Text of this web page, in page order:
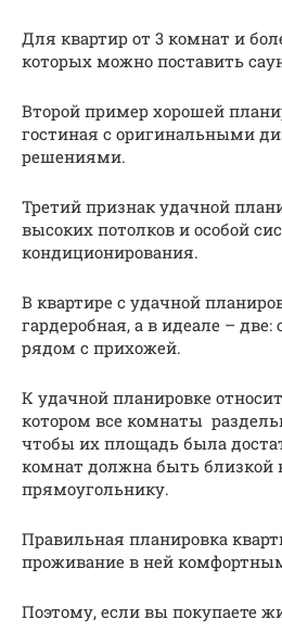
Для квартир от 3 комнат и
которых можно поставить
Второй пример хорошей
гостиная с оригинальными
решениями.
Третий признак удачной
высоких потолков и особой
кондиционирования.
В квартире с удачной
гардеробная, а в идеале – две:
рядом с прихожей.
К удачной планировке
котором все комнаты
чтобы их площадь была
комнат должна быть близкой
прямоугольнику.
Правильная планировка
проживание в ней
Поэтому, если вы покупаете